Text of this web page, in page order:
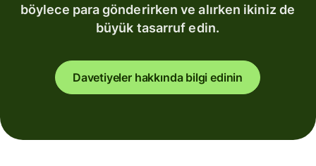
böylece para gönderirken ve alırken ikiniz de
büyük tasarruf edin.
Davetiyeler hakkında bilgi edinin